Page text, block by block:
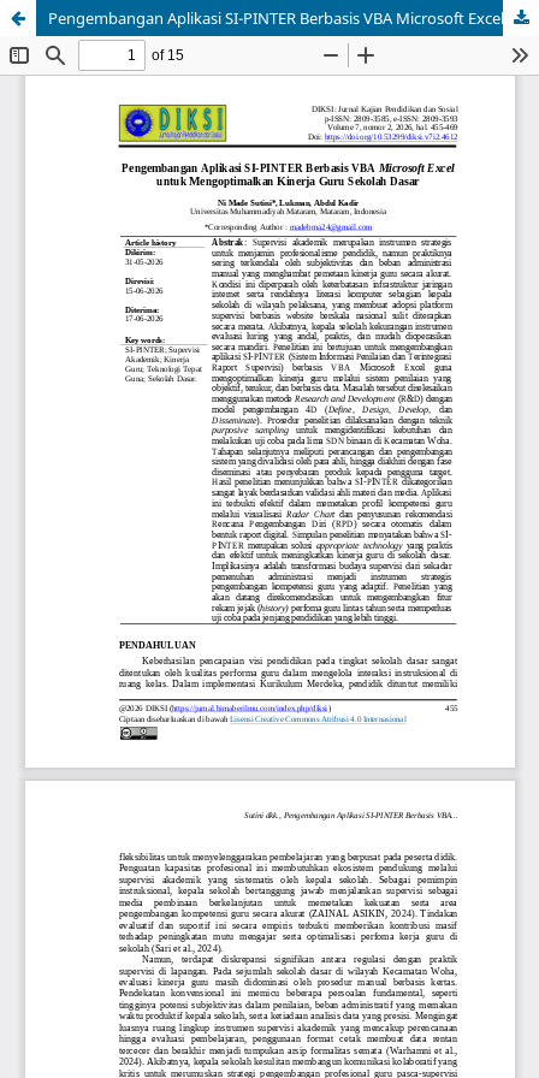
Pengembangan Aplikasi SI-PINTER Berbasis VBA Microsoft Excel untuk Mengoptimalkan Kinerja Guru Sekolah Dasar